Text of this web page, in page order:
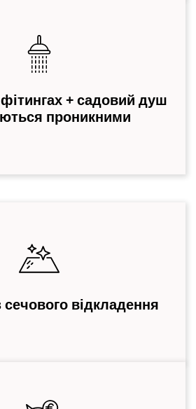
+ садовий душ
проникними
сечового відкладення